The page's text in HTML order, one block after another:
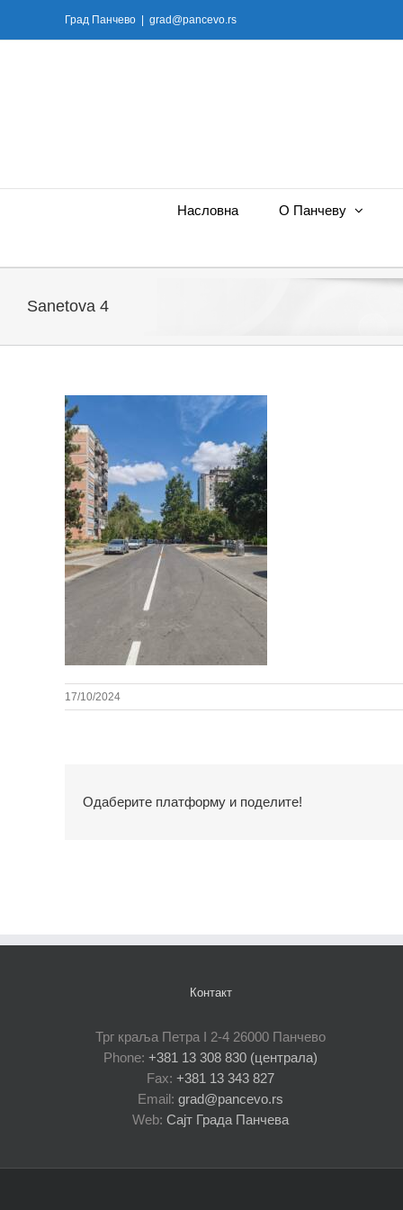
Град Панчево grad@pancevo.rs
Насловна О Панчеву
Sanetova 4
17/10/2024
Одаберите платформу и поделите!
Контакт
Трг краља Петра I 2-4 26000 Панчево
Phone: +381 13 308 830 (централа)
Fax: +381 13 343 827
Email: grad@pancevo.rs
Web: Сајт Града Панчева